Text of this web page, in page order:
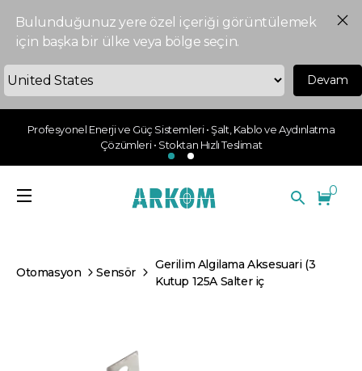
Bulunduğunuz yere özel içeriği görüntülemek
için başka bir ülke veya bölge seçin.
Devam
Profesyonel Enerji ve Güç Sistemleri • Şalt, Kablo ve Aydınlatma
Çözümleri • Stoktan Hızlı Teslimat
0
Otomasyon Sensör
Gerilim Algilama Aksesuari (3
Kutup 125A Salter iç